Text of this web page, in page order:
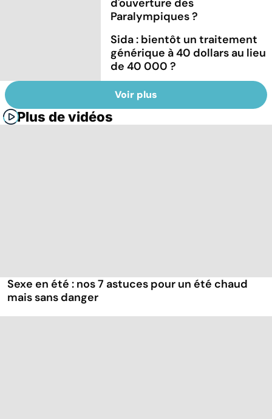
Paralympiques ?
Sida : bientôt un traitement
générique à 40 dollars au lieu
de 40 000 ?
Voir plus
Plus de vidéos
Sexe en été : nos 7 astuces pour un été chaud
mais sans danger